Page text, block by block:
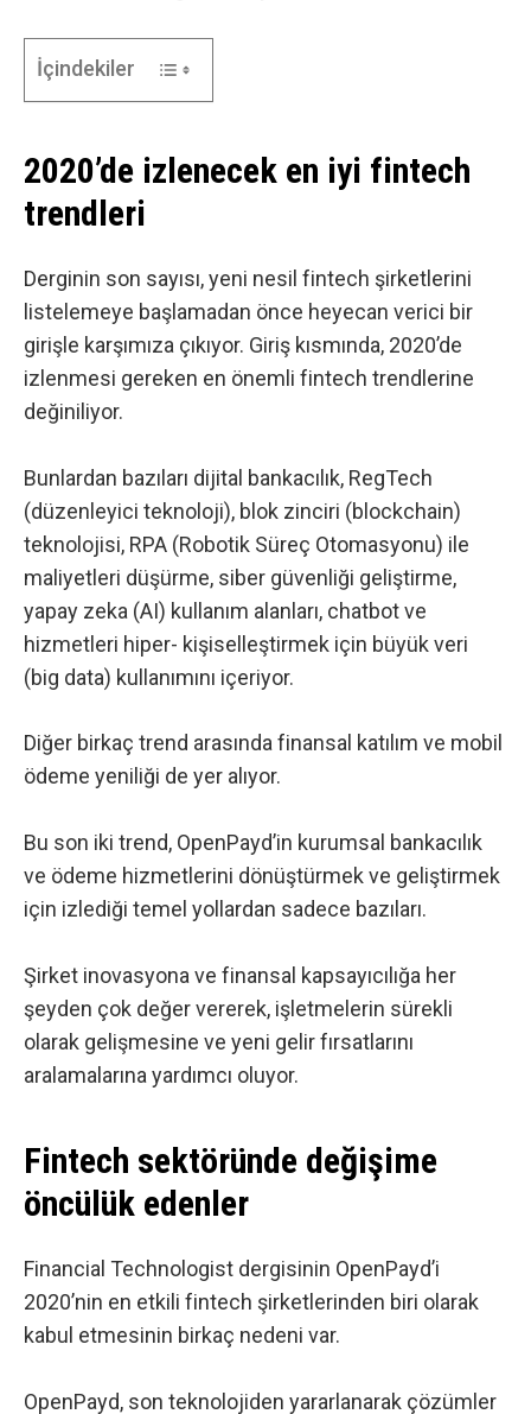
İçindekiler
2020’de izlenecek en iyi fintech
trendleri
Derginin son sayısı, yeni nesil fintech şirketlerini
listelemeye başlamadan önce heyecan verici bir
girişle karşımıza çıkıyor. Giriş kısmında, 2020’de
izlenmesi gereken en önemli fintech trendlerine
değiniliyor.
Bunlardan bazıları dijital bankacılık, RegTech
(düzenleyici teknoloji), blok zinciri (blockchain)
teknolojisi, RPA (Robotik Süreç Otomasyonu) ile
maliyetleri düşürme, siber güvenliği geliştirme,
yapay zeka (AI) kullanım alanları, chatbot ve
hizmetleri hiper- kişiselleştirmek için büyük veri
(big data) kullanımını içeriyor.
Diğer birkaç trend arasında finansal katılım ve mobil
ödeme yeniliği de yer alıyor.
Bu son iki trend, OpenPayd’in kurumsal bankacılık
ve ödeme hizmetlerini dönüştürmek ve geliştirmek
için izlediği temel yollardan sadece bazıları.
Şirket inovasyona ve finansal kapsayıcılığa her
şeyden çok değer vererek, işletmelerin sürekli
olarak gelişmesine ve yeni gelir fırsatlarını
aralamalarına yardımcı oluyor.
Fintech sektöründe değişime
öncülük edenler
Financial Technologist dergisinin OpenPayd’i
2020’nin en etkili fintech şirketlerinden biri olarak
kabul etmesinin birkaç nedeni var.
OpenPayd, son teknolojiden yararlanarak çözümler